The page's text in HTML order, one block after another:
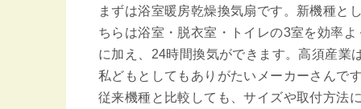
まずは浴室暖房乾燥換気扇です。新機種と
ちらは浴室・脱衣室・トイレの3室を効率
に加え、24時間換気ができます。高須産業
私どもとしてもありがたいメーカーさんで
従来機種と比較しても、サイズや取付方法